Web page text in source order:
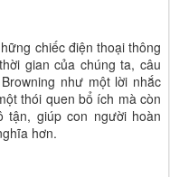
chiếc điện thoại thông
gian của chúng ta, câu
như một lời nhắc
thói quen bổ ích mà còn
giúp con người hoàn
hơn.